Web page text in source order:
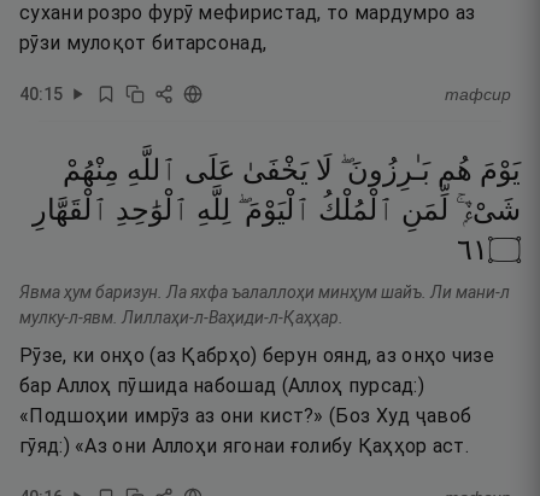
сухани розро фурӯ мефиристад, то мардумро аз
рӯзи мулоқот битарсонад,
40:15 тафсир
يَوْمَ هُم بَـٰرِزُونَ ۖ لَا يَخْفَىٰ عَلَى ٱللَّهِ مِنْهُمْ
شَىْءٌۭ ۚ لِّمَنِ ٱلْمُلْكُ ٱلْيَوْمَ ۖ لِلَّهِ ٱلْوَٰحِدِ ٱلْقَهَّارِ
۝١٦
Явма ҳум баризун. Ла яхфа ъалаллоҳи минҳум шайъ. Ли мани-л
мулку-л-явм. Лиллаҳи-л-Ваҳиди-л-Қаҳҳар.
Рӯзе, ки онҳо (аз Қабрҳо) берун оянд, аз онҳо чизе
бар Аллоҳ пӯшида набошад (Аллоҳ пурсад:)
«Подшоҳии имрӯз аз они кист?» (Боз Худ ҷавоб
гӯяд:) «Аз они Аллоҳи ягонаи ғолибу Қаҳҳор аст.